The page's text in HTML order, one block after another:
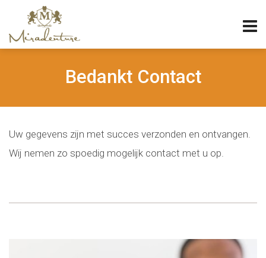
Bedankt Contact
Uw gegevens zijn met succes verzonden en ontvangen.
Wij nemen zo spoedig mogelijk contact met u op.